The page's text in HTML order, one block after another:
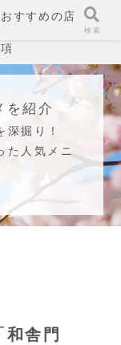
すすめの店
を紹介
深掘り！
た人気メニ
和舎門
検索